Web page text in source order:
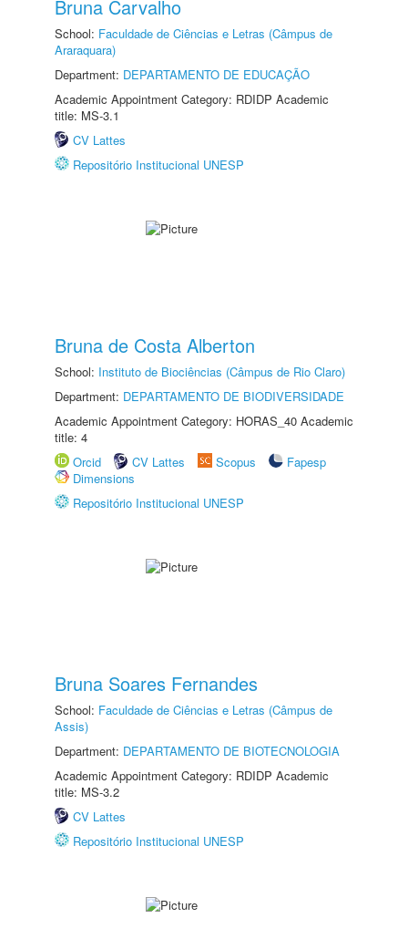
Bruna Carvalho
School: Faculdade de Ciências e Letras (Câmpus de
Araraquara)
Department: DEPARTAMENTO DE EDUCAÇÃO
Academic Appointment Category: RDIDP Academic
title: MS-3.1
CV Lattes
Repositório Institucional UNESP
Bruna de Costa Alberton
School: Instituto de Biociências (Câmpus de Rio Claro)
Department: DEPARTAMENTO DE BIODIVERSIDADE
Academic Appointment Category: HORAS_40 Academic
title: 4
Orcid
CV Lattes Scopus
Fapesp
Dimensions
Repositório Institucional UNESP
Bruna Soares Fernandes
School: Faculdade de Ciências e Letras (Câmpus de
Assis)
Department: DEPARTAMENTO DE BIOTECNOLOGIA
Academic Appointment Category: RDIDP Academic
title: MS-3.2
CV Lattes
Repositório Institucional UNESP